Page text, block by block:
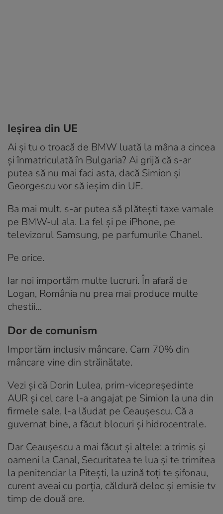
Ieșirea din UE
Ai și tu o troacă de BMW luată la mâna a cincea
și înmatriculată în Bulgaria? Ai grijă că s-ar
putea să nu mai faci asta, dacă Simion și
Georgescu vor să ieșim din UE.
Ba mai mult, s-ar putea să plătești taxe vamale
pe BMW-ul ala. La fel și pe iPhone, pe
televizorul Samsung, pe parfumurile Chanel.
Pe orice.
Iar noi importăm multe lucruri. În afară de
Logan, România nu prea mai produce multe
chestii…
Dor de comunism
Importăm inclusiv mâncare. Cam 70% din
mâncare vine din străinătate.
Vezi și că Dorin Lulea, prim-vicepreședinte
AUR și cel care l-a angajat pe Simion la una din
firmele sale, l-a lăudat pe Ceaușescu. Că a
guvernat bine, a făcut blocuri și hidrocentrale.
Dar Ceaușescu a mai făcut și altele: a trimis și
oameni la Canal, Securitatea te lua și te trimitea
la penitenciar la Pitești, la uzină toți te șifonau,
curent aveai cu porția, căldură deloc și emisie tv
timp de două ore.